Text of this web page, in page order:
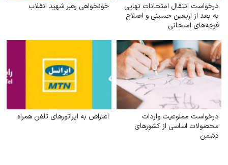
درخواست انتقال امتحانات نهایی
به بعد از اربعین حسینی و اصلاح
فرجه‌های امتحانی
خونخواهی رهبر شهید انقلاب
درخواست ممنوعیت واردات
محصولات اساسی از کشورهای
دشمن
اعتراض به اپراتورهای تلفن همراه